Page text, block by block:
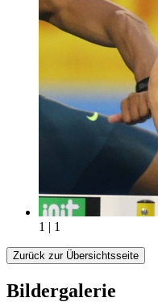
1 | 1
Zurück zur Übersichtsseite
Bildergalerie